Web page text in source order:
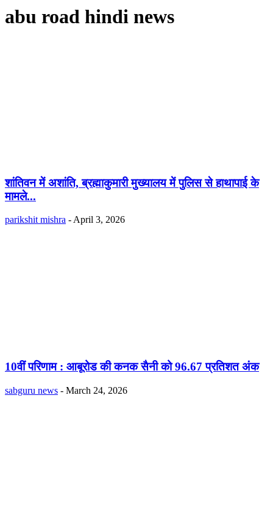
abu road hindi news
शांतिवन में अशांति, ब्रह्माकुमारी मुख्यालय में पुलिस से हाथापाई के
मामले...
parikshit mishra - April 3, 2026
10वीं परिणाम : आबूरोड की कनक सैनी को 96.67 प्रतिशत अंक
sabguru news - March 24, 2026